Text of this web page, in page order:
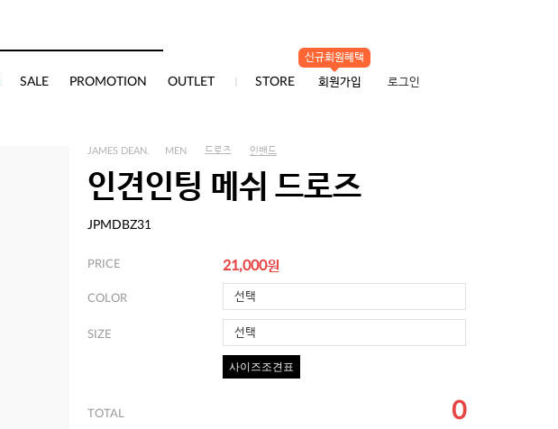
SALE PROMOTION OUTLET STORE
신규회원혜택
회원가입 로그인
JAMES DEAN. MEN 드로즈 인밴드
인견인팅 메쉬 드로즈
JPMDBZ31
PRICE 21,000원
COLOR 선택
SIZE 선택
사이즈조견표
TOTAL 0